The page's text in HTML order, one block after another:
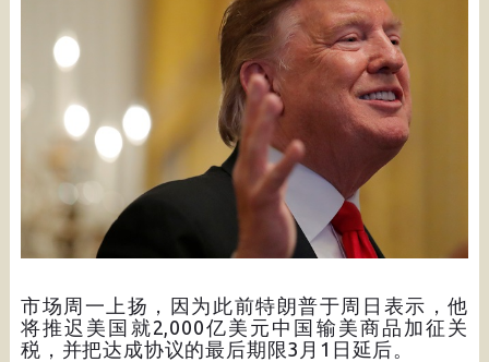
市场周一上扬，因为此前特朗普于周日表示，他
将推迟美国就2,000亿美元中国输美商品加征关
税，并把达成协议的最后期限3月1日延后。